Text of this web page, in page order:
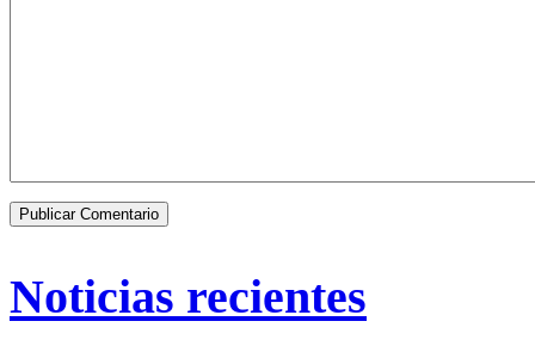
Noticias recientes